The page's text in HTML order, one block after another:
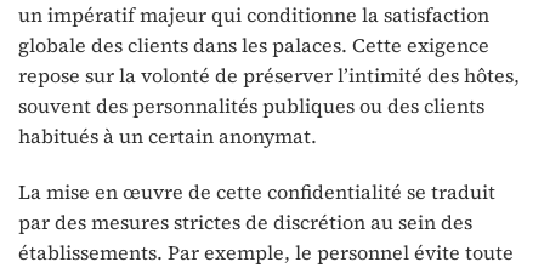
un impératif majeur qui conditionne la satisfaction
globale des clients dans les palaces. Cette exigence
repose sur la volonté de préserver l’intimité des hôtes,
souvent des personnalités publiques ou des clients
habitués à un certain anonymat.
La mise en œuvre de cette confidentialité se traduit
par des mesures strictes de discrétion au sein des
établissements. Par exemple, le personnel évite toute